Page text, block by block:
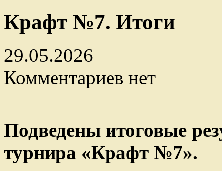
Крафт №7. Итоги
29.05.2026
Комментариев нет
Подведены итоговые
турнира «Крафт №7».